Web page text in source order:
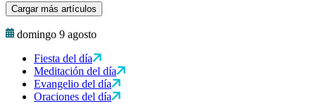
Cargar más artículos
domingo 9 agosto
Fiesta del día
Meditación del día
Evangelio del día
Oraciones del día